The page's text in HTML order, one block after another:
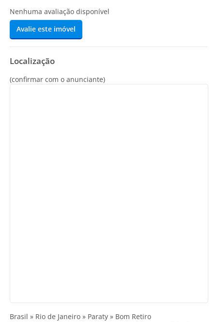
Nenhuma avaliação disponível
Avalie este imóvel
Localização
(confirmar com o anunciante)
Brasil » Rio de Janeiro » Paraty » Bom Retiro